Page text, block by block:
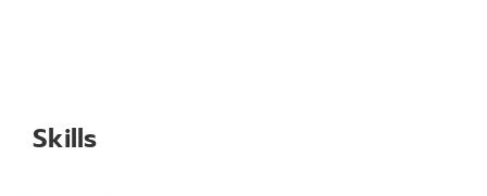
Skills